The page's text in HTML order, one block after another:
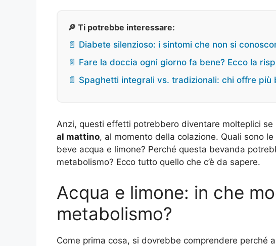
🔎 Ti potrebbe interessare:
📄 Diabete silenzioso: i sintomi che non si
📄 Fare la doccia ogni giorno fa bene? Ecco la
📄 Spaghetti integrali vs. tradizionali: chi offre
Anzi, questi effetti potrebbero diventare molteplici
al mattino, al momento della colazione. Quali sono
beve acqua e limone? Perché questa bevanda
metabolismo? Ecco tutto quello che c’è da sapere.
Acqua e limone: in che
metabolismo?
Come prima cosa, si dovrebbe comprendere perché